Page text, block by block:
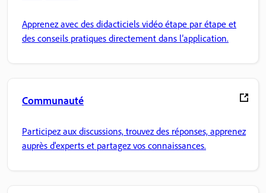
Apprenez avec des didacticiels vidéo étape par étape et
des conseils pratiques directement dans l’application.
Communauté
Participez aux discussions, trouvez des réponses, apprenez
auprès d'experts et partagez vos connaissances.